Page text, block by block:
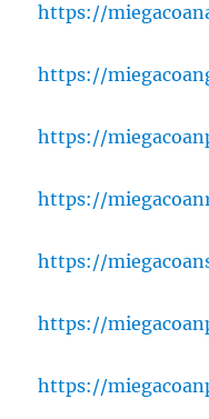
https://
https://
https://
https://
https://
https://
https://